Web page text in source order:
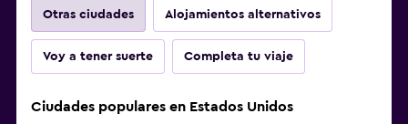
Otras ciudades Alojamientos alternativos
Voy a tener suerte Completa tu viaje
Ciudades populares en Estados Unidos